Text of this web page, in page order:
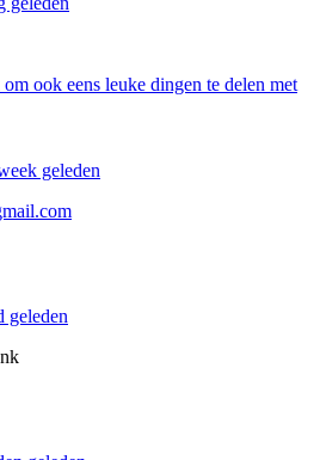
ook eens leuke dingen te delen met
geleden
geleden